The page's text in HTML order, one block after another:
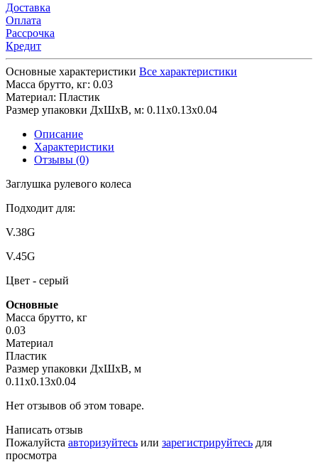
Доставка
Оплата
Рассрочка
Кредит
Основные характеристики Все характеристики
Масса брутто, кг: 0.03
Материал: Пластик
Размер упаковки ДхШхВ, м: 0.11x0.13x0.04
Описание
Характеристики
Отзывы (0)
Заглушка рулевого колеса
Подходит для:
V.38G
V.45G
Цвет - серый
Основные
Масса брутто, кг
0.03
Материал
Пластик
Размер упаковки ДхШхВ, м
0.11x0.13x0.04
Нет отзывов об этом товаре.
Написать отзыв
Пожалуйста авторизуйтесь или зарегистрируйтесь для
просмотра